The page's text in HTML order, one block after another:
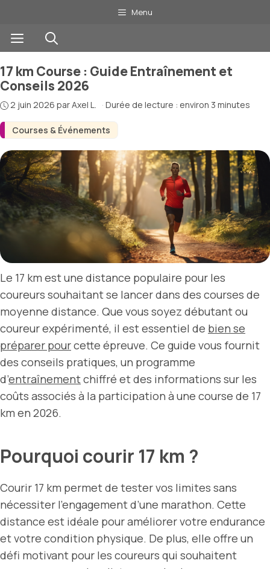
contenu
Menu
Menu
Courses & Événements
17 km Course : Guide Entraînement et
Conseils 2026
2 juin 2026 parAxel L. · Durée de lecture : environ 3 minutes
Le 17 km est une distance populaire pour les
coureurs souhaitant se lancer dans des courses de
moyenne distance. Que vous soyez débutant ou
coureur expérimenté, il est essentiel de bien se
préparer pourcette épreuve. Ce guide vous fournit
des conseils pratiques, un programme
d’entraînementchiffré et des informations sur les
coûts associés à la participation à une course de 17
km en 2026.
Pourquoi courir 17 km ?
Courir 17 km permet de tester vos limites sans
nécessiter l’engagement d’une marathon. Cette
distance est idéale pour améliorer votre endurance
et votre condition physique. De plus, elle offre un
défi motivant pour les coureurs qui souhaitent